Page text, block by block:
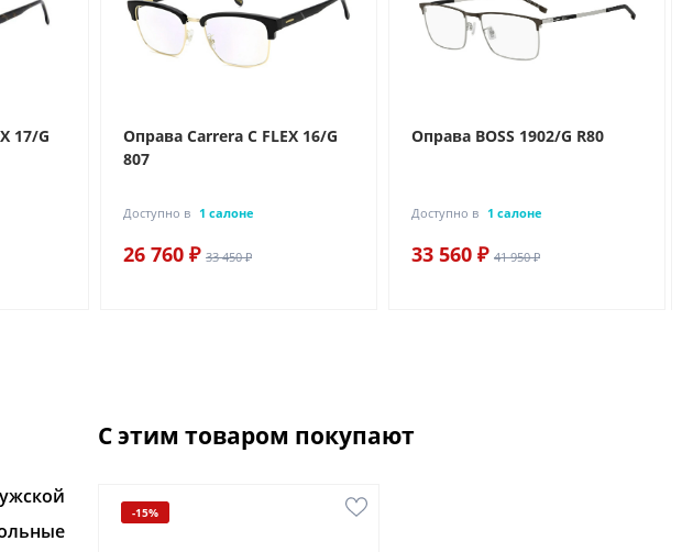
17/G
Оправа Carrera C FLEX 16/G
807
Доступно в 1 салоне
26 760 ₽ 33 450 ₽
Оправа BOSS 1902/G R80
Доступно в 1 салоне
33 560 ₽ 41 950 ₽
С этим товаром покупают
-15%